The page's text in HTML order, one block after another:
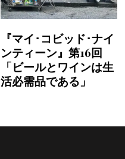
『マイ･コビッド･ナイ
ンティーン』第16回
「ビールとワインは生
活必需品である」